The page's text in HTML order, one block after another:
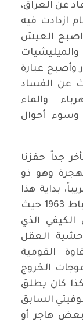
عن العراق،
المرة أن العراق وبعد 18 عام ازدادت فيه
اصبح العيش
وأصبح عبارة
عن الفساد
والماء
وسوء أحوال
جداً حفزنا
وهو ذو
) عاماً تقريباً، بداية هذا
الهروب من العراق بعد انقلاب شباط 1963 حيث
الكيفي الذي
العقل
القومية
الخروج
كان يطلق
السابق
هاجر أو